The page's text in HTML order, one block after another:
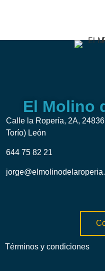
El Molino
Calle la Ropería, 2A,
Torío) León
644 75 82 21
Términos y condiciones